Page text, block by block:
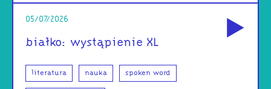
05/07/2026
białko: wystąpienie XL
literatura nauka spoken word